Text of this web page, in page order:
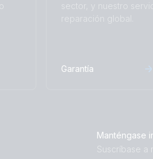
sector, y nuestro
reparación global.
Garantía
Manténgase
Suscríbase a